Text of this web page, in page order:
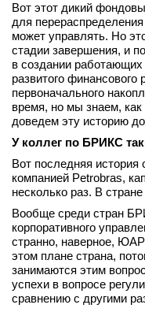
Вот этот дикий
для
может управлять. Но
стадии завершения, и
в создании работающих
развитого
первоначального
время, но мы знаем,
доведем эту историю
У коллег по БРИКС
Вот последняя история
компанией Petrobras,
несколько раз. В
Вообще среди стран
корпоративного
странно, наверное,
этом плане страна,
занимаются этим
успехи в вопросе
сравнению с другими